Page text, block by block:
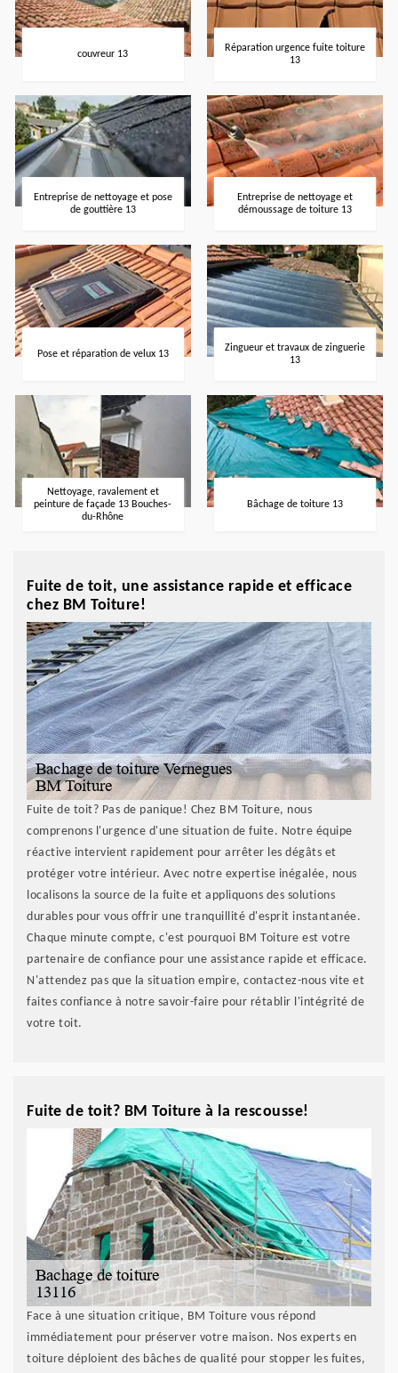
couvreur 13
Réparation urgence fuite toiture
13
Entreprise de nettoyage et pose
de gouttière 13
Entreprise de nettoyage et
démoussage de toiture 13
Pose et réparation de velux 13
Zingueur et travaux de zinguerie
13
Nettoyage, ravalement et
peinture de façade 13 Bouches-
du-Rhône
Bâchage de toiture 13
Fuite de toit, une assistance rapide et efficace
chez BM Toiture!
Fuite de toit? Pas de panique! Chez BM Toiture, nous
comprenons l'urgence d'une situation de fuite. Notre équipe
réactive intervient rapidement pour arrêter les dégâts et
protéger votre intérieur. Avec notre expertise inégalée, nous
localisons la source de la fuite et appliquons des solutions
durables pour vous offrir une tranquillité d'esprit instantanée.
Chaque minute compte, c'est pourquoi BM Toiture est votre
partenaire de confiance pour une assistance rapide et efficace.
N'attendez pas que la situation empire, contactez-nous vite et
faites confiance à notre savoir-faire pour rétablir l'intégrité de
votre toit.
Fuite de toit? BM Toiture à la rescousse!
Face à une situation critique, BM Toiture vous répond
immédiatement pour préserver votre maison. Nos experts en
toiture déploient des bâches de qualité pour stopper les fuites,